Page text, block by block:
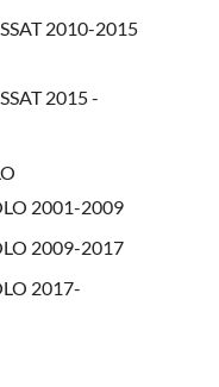
2010-2015
2015 -
2001-2009
2009-2017
2017-